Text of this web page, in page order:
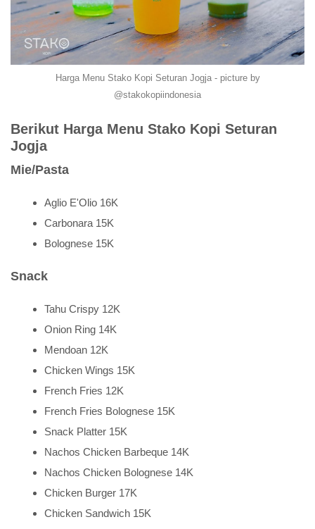
Harga Menu Stako Kopi Seturan Jogja - picture by
@stakokopiindonesia
Berikut Harga Menu Stako Kopi Seturan
Jogja
Mie/Pasta
Aglio E'Olio 16K
Carbonara 15K
Bolognese 15K
Snack
Tahu Crispy 12K
Onion Ring 14K
Mendoan 12K
Chicken Wings 15K
French Fries 12K
French Fries Bolognese 15K
Snack Platter 15K
Nachos Chicken Barbeque 14K
Nachos Chicken Bolognese 14K
Chicken Burger 17K
Chicken Sandwich 15K